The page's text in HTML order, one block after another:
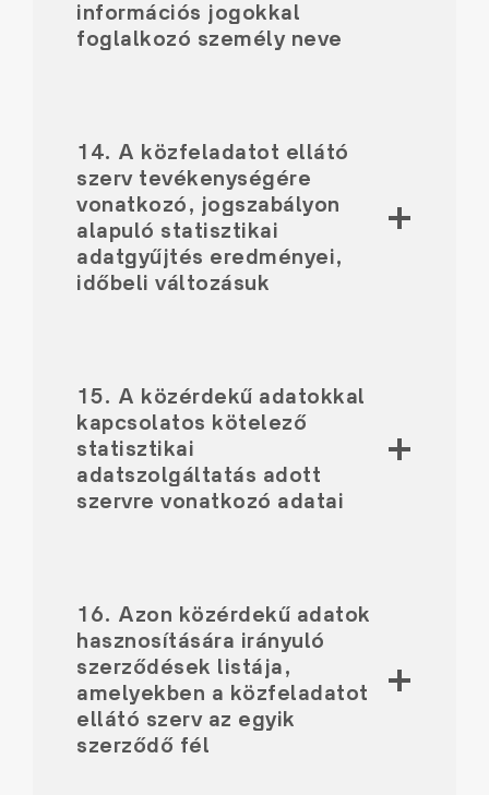
információs jogokkal
foglalkozó személy neve
14. A közfeladatot ellátó
szerv tevékenységére
vonatkozó, jogszabályon
alapuló statisztikai
adatgyűjtés eredményei,
időbeli változásuk
15. A közérdekű adatokkal
kapcsolatos kötelező
statisztikai
adatszolgáltatás adott
szervre vonatkozó adatai
16. Azon közérdekű adatok
hasznosítására irányuló
szerződések listája,
amelyekben a közfeladatot
ellátó szerv az egyik
szerződő fél